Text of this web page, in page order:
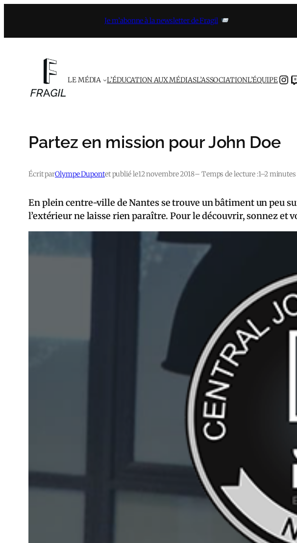
contenu
Je m’abonne à la newsletter de Fragil
LE MÉDIA L’ÉDUCATION AUX MÉDIASL’ASSOCIATIONL’ÉQUIPEINSTAGRAM
Partez en mission pour John Doe
Écrit parOlympe Dupontet publié le12 novembre 2018– Temps de lecture :1–2 minutes
En plein centre-ville de Nantes se trouve un bâtiment un peu
l’extérieur ne laisse rien paraître. Pour le découvrir, sonnez et